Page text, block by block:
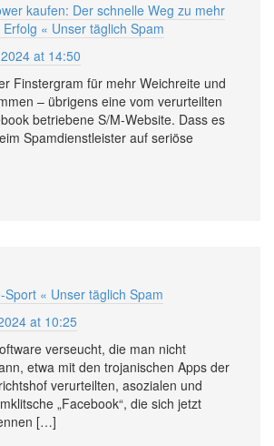
kaufen: Der schnelle Weg zu mehr
« Unser täglich Spam
at 14:50
Finstergram für mehr Weichreite und
– übrigens eine vom verurteilten
betriebene S/M-Website. Dass es
Spamdienstleister auf seriöse
« Unser täglich Spam
at 10:25
verseucht, die man nicht
etwa mit den trojanischen Apps der
verurteilten, asozialen und
„Facebook“, die sich jetzt
[…]